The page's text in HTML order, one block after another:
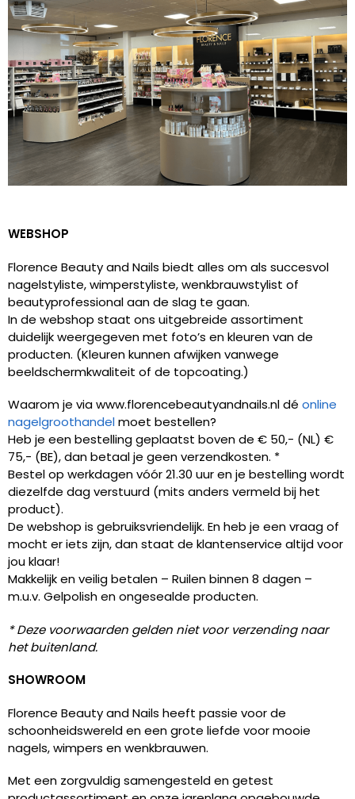
WEBSHOP
Florence Beauty and Nails biedt alles om als succesvol
nagelstyliste, wimperstyliste, wenkbrauwstylist of
beautyprofessional aan de slag te gaan.
In de webshop staat ons uitgebreide assortiment
duidelijk weergegeven met foto’s en kleuren van de
producten. (Kleuren kunnen afwijken vanwege
beeldschermkwaliteit of de topcoating.)
Waarom je via www.florencebeautyandnails.nl dé online
nagelgroothandelmoet bestellen?
Heb je een bestelling geplaatst boven de € 50,- (NL) €
75,- (BE), dan betaal je geen verzendkosten. *
Bestel op werkdagen vóór 21.30 uur en je bestelling wordt
diezelfde dag verstuurd (mits anders vermeld bij het
product).
De webshop is gebruiksvriendelijk. En heb je een vraag of
mocht er iets zijn, dan staat de klantenservice altijd voor
jou klaar!
Makkelijk en veilig betalen – Ruilen binnen 8 dagen –
m.u.v. Gelpolish en ongesealde producten.
* Deze voorwaarden gelden niet voor verzending naar
het buitenland.
SHOWROOM
Florence Beauty and Nails heeft passie voor de
schoonheidswereld en een grote liefde voor mooie
nagels, wimpers en wenkbrauwen.
Met een zorgvuldig samengesteld en getest